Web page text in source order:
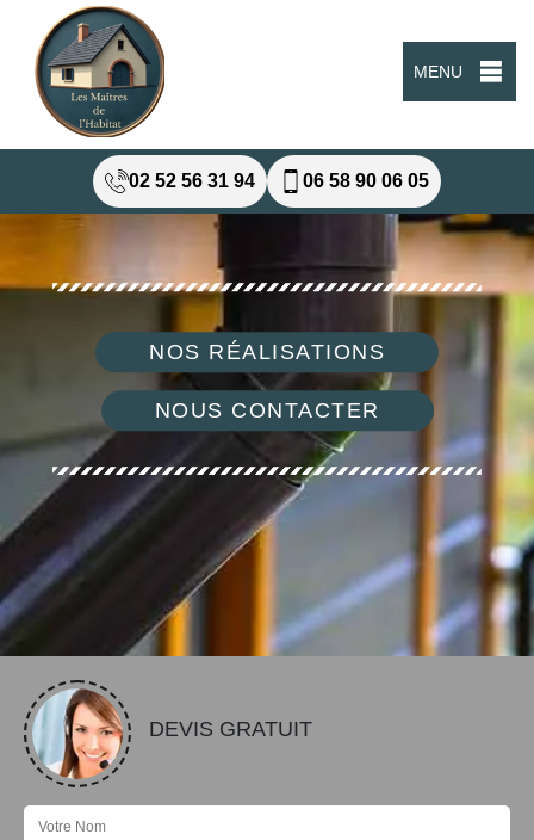
MENU
02 52 56 31 94 06 58 90 06 05
NOS RÉALISATIONS
NOUS CONTACTER
DEVIS GRATUIT